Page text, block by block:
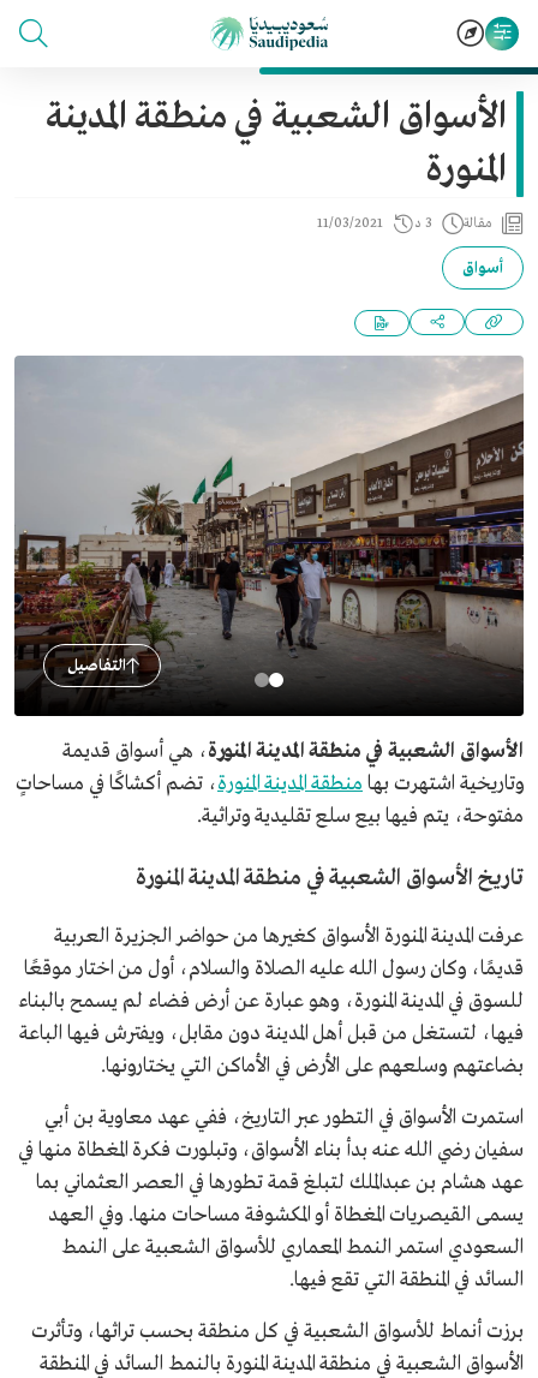
الأسواق الشعبية في منطقة المدينة
المنورة
مقالة 3 د 11/03/2021
أسواق
التفاصيل
الأسواق الشعبية في منطقة المدينة المنورة، هي أسواق قديمة
وتاريخية اشتهرت بها منطقة المدينة المنورة، تضم أكشاكًا في مساحاتٍ
مفتوحة، يتم فيها بيع سلع تقليدية وتراثية.
تاريخ الأسواق الشعبية في منطقة المدينة المنورة
عرفت المدينة المنورة الأسواق كغيرها من حواضر الجزيرة العربية
قديمًا، وكان رسول الله عليه الصلاة والسلام، أول من اختار موقعًا
للسوق في المدينة المنورة، وهو عبارة عن أرض فضاء لم يسمح بالبناء
فيها، لتستغل من قبل أهل المدينة دون مقابل، ويفترش فيها الباعة
بضاعتهم وسلعهم على الأرض في الأماكن التي يختارونها.
استمرت الأسواق في التطور عبر التاريخ، ففي عهد معاوية بن أبي
سفيان رضي الله عنه بدأ بناء الأسواق، وتبلورت فكرة المغطاة منها في
عهد هشام بن عبدالملك لتبلغ قمة تطورها في العصر العثماني بما
يسمى القيصريات المغطاة أو المكشوفة مساحات منها. وفي العهد
السعودي استمر النمط المعماري للأسواق الشعبية على النمط
السائد في المنطقة التي تقع فيها.
برزت أنماط للأسواق الشعبية في كل منطقة بحسب تراثها، وتأثرت
الأسواق الشعبية في منطقة المدينة المنورة بالنمط السائد في المنطقة